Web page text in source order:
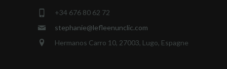
+34 676 80 62 72
stephanie@lefleenunclic.com
Hermanos Carro 10, 27003, Lugo, Espagne